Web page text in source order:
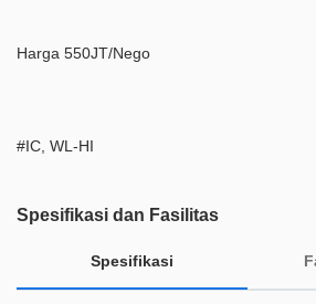
Harga 550JT/Nego
#IC, WL-HI
Spesifikasi dan Fasilitas
Spesifikasi